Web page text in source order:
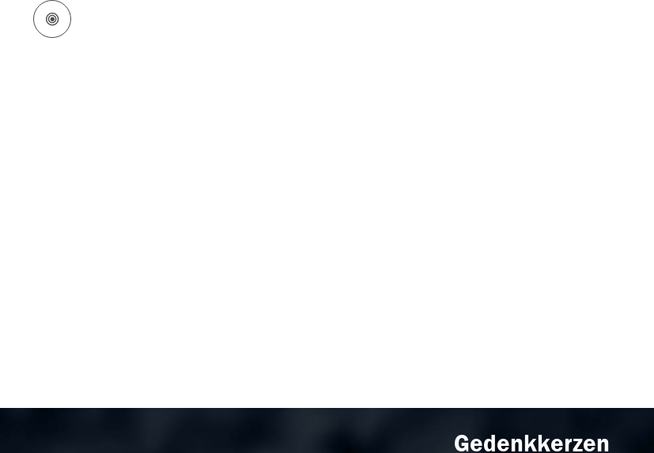
Gedenkkerzen